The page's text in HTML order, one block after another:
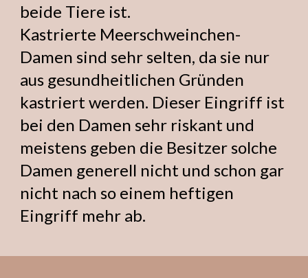
beide Tiere ist.
Kastrierte Meerschweinchen-
Damen sind sehr selten, da sie nur
aus gesundheitlichen Gründen
kastriert werden. Dieser Eingriff ist
bei den Damen sehr riskant und
meistens geben die Besitzer solche
Damen generell nicht und schon gar
nicht nach so einem heftigen
Eingriff mehr ab.